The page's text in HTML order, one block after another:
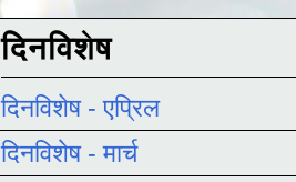
दिनविशेष
दिनविशेष - एप्रिल
दिनविशेष - मार्च